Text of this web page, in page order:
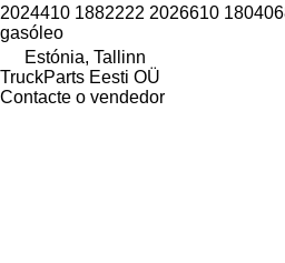
2024410 1882222 2026610
gasóleo
Estónia, Tallinn
TruckParts Eesti OÜ
Contacte o vendedor